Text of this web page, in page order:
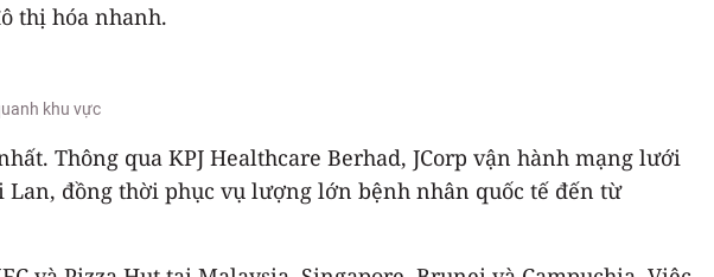
thị hóa nhanh.
khu vực
Thông qua KPJ Healthcare Berhad, JCorp vận hành mạng lưới
đồng thời phục vụ lượng lớn bệnh nhân quốc tế đến từ